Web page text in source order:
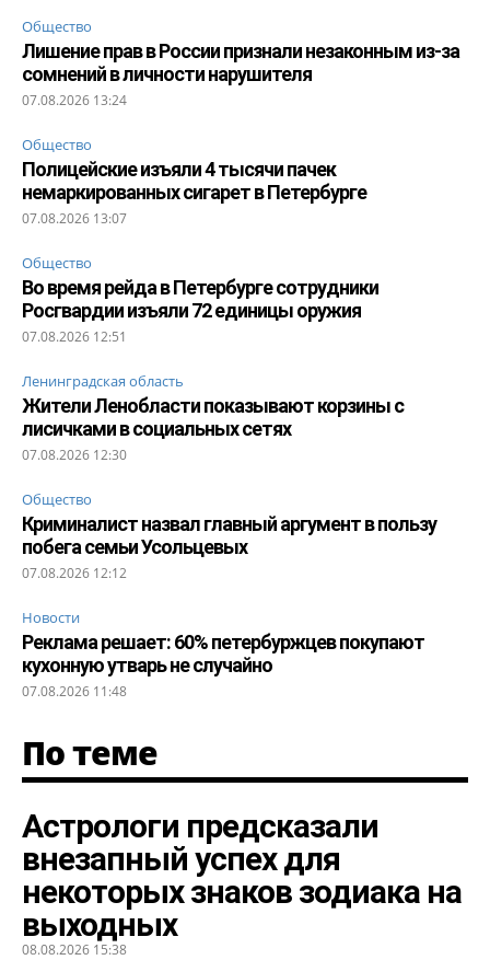
Общество
Лишение прав в России признали незаконным из-за
сомнений в личности нарушителя
07.08.2026 13:24
Общество
Полицейские изъяли 4 тысячи пачек
немаркированных сигарет в Петербурге
07.08.2026 13:07
Общество
Во время рейда в Петербурге сотрудники
Росгвардии изъяли 72 единицы оружия
07.08.2026 12:51
Ленинградская область
Жители Ленобласти показывают корзины с
лисичками в социальных сетях
07.08.2026 12:30
Общество
Криминалист назвал главный аргумент в пользу
побега семьи Усольцевых
07.08.2026 12:12
Новости
Реклама решает: 60% петербуржцев покупают
кухонную утварь не случайно
07.08.2026 11:48
По теме
Астрологи предсказали
внезапный успех для
некоторых знаков зодиака на
выходных
08.08.2026 15:38